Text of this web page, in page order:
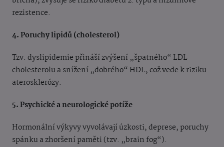
rezistence.
4. Poruchy lipidů (cholesterol)
Tzv. dyslipidemie přináší zvýšení „špatného“ LDL
cholesterolu a snížení „dobrého“ HDL, což vede k riziku
aterosklerózy.
5. Psychické a neurologické potíže
Hormonální výkyvy vyvolávají úzkosti, deprese, poruchy
spánku a zhoršení paměti (tzv. „brain fog“).